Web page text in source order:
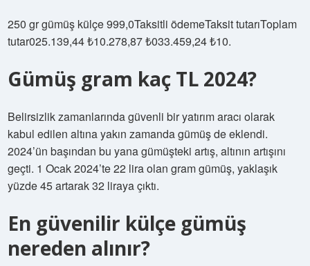
250 gr gümüş külçe 999,0Taksitli ödemeTaksit tutarıToplam
tutar025.139,44 ₺10.278,87 ₺033.459,24 ₺10.
Gümüş gram kaç TL 2024?
Belirsizlik zamanlarında güvenli bir yatırım aracı olarak
kabul edilen altına yakın zamanda gümüş de eklendi.
2024’ün başından bu yana gümüşteki artış, altının artışını
geçti. 1 Ocak 2024’te 22 lira olan gram gümüş, yaklaşık
yüzde 45 artarak 32 liraya çıktı.
En güvenilir külçe gümüş
nereden alınır?